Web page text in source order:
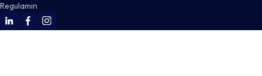
Regulamin
WSKZ Linkedin
WSKZ Facebook
WSKZ Instagram